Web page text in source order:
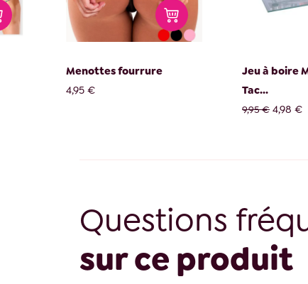
Menottes fourrure
4,95 €
Jeu à boire
Tac...
9,95 € 4,98 €
Questions
sur ce produit